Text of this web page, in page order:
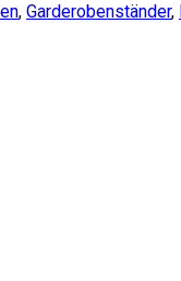
, Garderobenständer,